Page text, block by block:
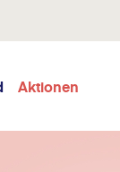
Aktionen